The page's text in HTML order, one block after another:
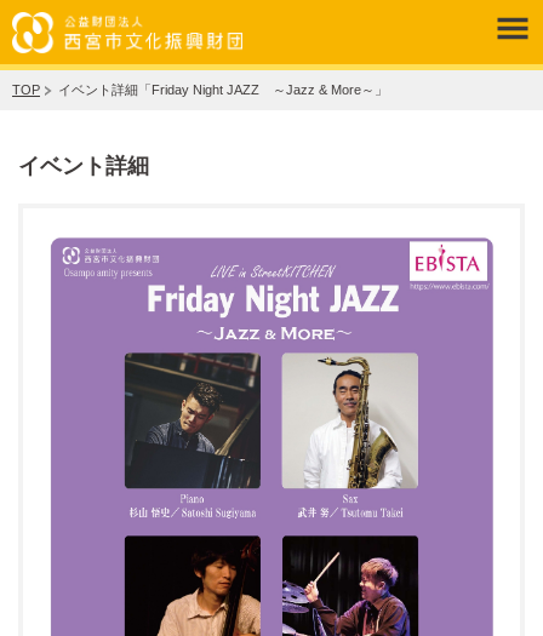
TOP イベント詳細「Friday Night JAZZ ～Jazz & More～」
イベント詳細